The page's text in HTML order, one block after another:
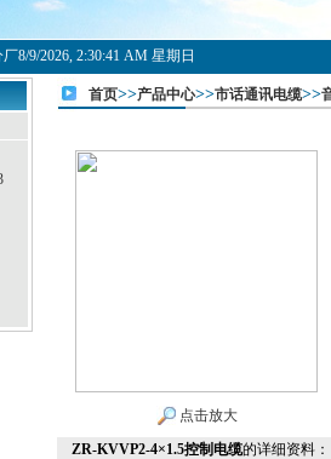
厂8/9/2026, 2:30:41 AM 星期日
首页>>产品中心>>市话通讯电缆>>
点击放大
ZR-KVVP2-4×1.5控制电缆的详细资料：